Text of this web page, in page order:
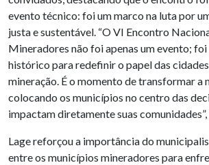
evento técnico: foi um marco na luta por
justa e sustentável. “O VI Encontro
Mineradores não foi apenas um evento;
histórico para redefinir o papel das
mineração. É o momento de transformar a
colocando os municípios no centro das
impactam diretamente suas
Lage reforçou a importância do
entre os municípios mineradores para